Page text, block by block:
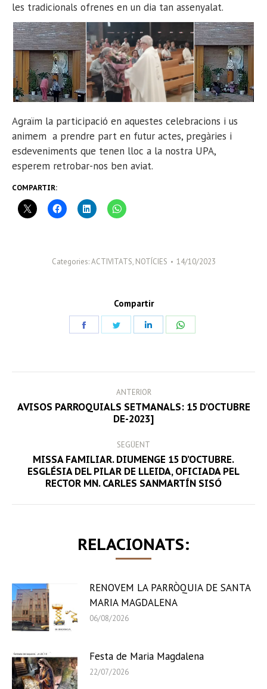
les tradicionals ofrenes en un dia tan assenyalat.
Agraïm la participació en aquestes celebracions i us
animem a prendre part en futur actes, pregàries i
esdeveniments que tenen lloc a la nostra UPA,
esperem retrobar-nos ben aviat.
COMPARTIR:
Categories:ACTIVITATS, NOTÍCIES 14/10/2023
Compartir
NAVIGATION
ANTERIOR
Previous
post:
AVISOS PARROQUIALS SETMANALS: 15 D’OCTUBRE
DE-2023]
SEGÜENT
Next
post:
MISSA FAMILIAR. DIUMENGE 15 D’OCTUBRE.
ESGLÉSIA DEL PILAR DE LLEIDA, OFICIADA PEL
RECTOR MN. CARLES SANMARTÍN SISÓ
RELACIONATS:
RENOVEM LA PARRÒQUIA DE SANTA
MARIA MAGDALENA
06/08/2026
Festa de Maria Magdalena
22/07/2026